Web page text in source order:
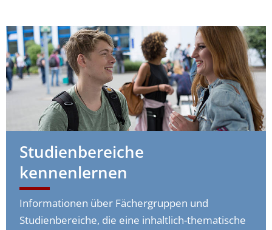
Studienbereiche
kennenlernen
Informationen über Fächergruppen und
Studienbereiche, die eine inhaltlich-thematische